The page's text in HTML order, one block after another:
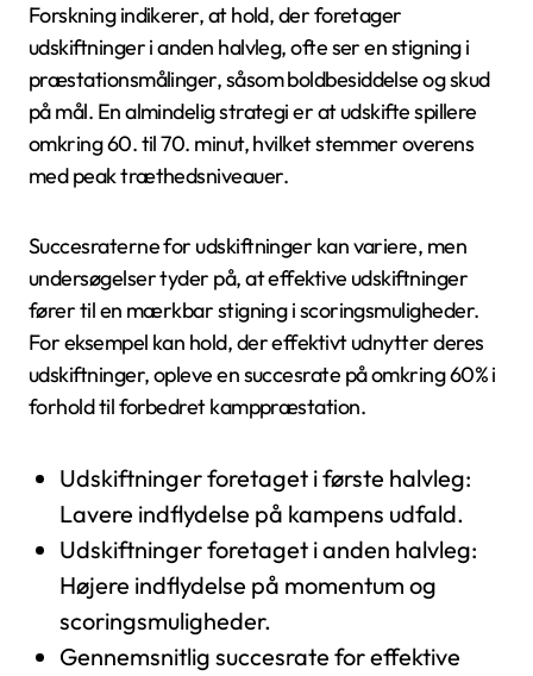
Forskning indikerer, at hold, der foretager
udskiftninger i anden halvleg, ofte ser en stigning i
præstationsmålinger, såsom boldbesiddelse og skud
på mål. En almindelig strategi er at udskifte spillere
omkring 60. til 70. minut, hvilket stemmer overens
med peak træthedsniveauer.
Succesraterne for udskiftninger kan variere, men
undersøgelser tyder på, at effektive udskiftninger
fører til en mærkbar stigning i scoringsmuligheder.
For eksempel kan hold, der effektivt udnytter deres
udskiftninger, opleve en succesrate på omkring 60% i
forhold til forbedret kamppræstation.
Udskiftninger foretaget i første halvleg:
Lavere indflydelse på kampens udfald.
Udskiftninger foretaget i anden halvleg:
Højere indflydelse på momentum og
scoringsmuligheder.
Gennemsnitlig succesrate for effektive